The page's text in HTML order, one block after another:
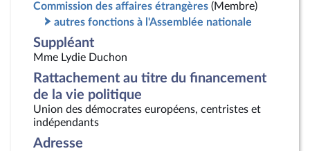
Commission des affaires étrangères (Membre)
autres fonctions à l'Assemblée nationale
Suppléant
Mme Lydie Duchon
Rattachement au titre du financement
de la vie politique
Union des démocrates européens, centristes et
indépendants
Adresse